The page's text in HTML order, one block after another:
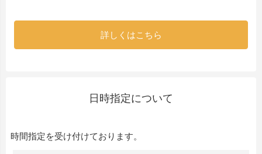
詳しくはこちら
日時指定について
時間指定を受け付けております。